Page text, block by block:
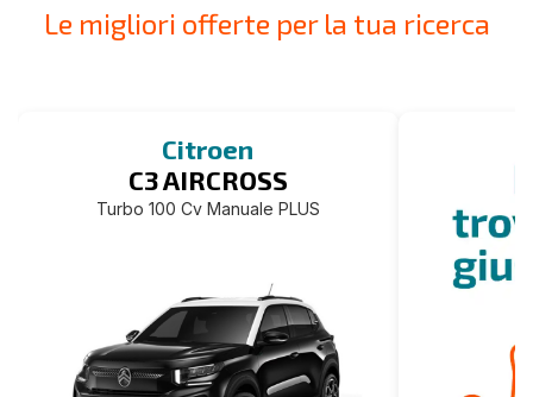
Le migliori offerte per la tua ricerca
Citroen
C3 AIRCROSS
Turbo 100 Cv Manuale PLUS